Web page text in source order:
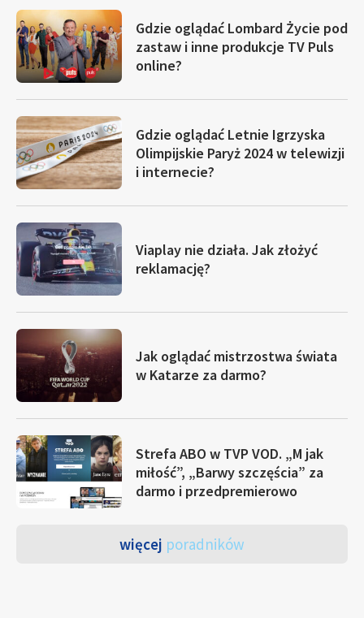
Gdzie oglądać Lombard Życie pod
zastaw i inne produkcje TV Puls
online?
Gdzie oglądać Letnie Igrzyska
Olimpijskie Paryż 2024 w telewizji
i internecie?
Viaplay nie działa. Jak złożyć
reklamację?
Jak oglądać mistrzostwa świata
w Katarze za darmo?
Strefa ABO w TVP VOD. „M jak
miłość”, „Barwy szczęścia” za
darmo i przedpremierowo
więcej poradników